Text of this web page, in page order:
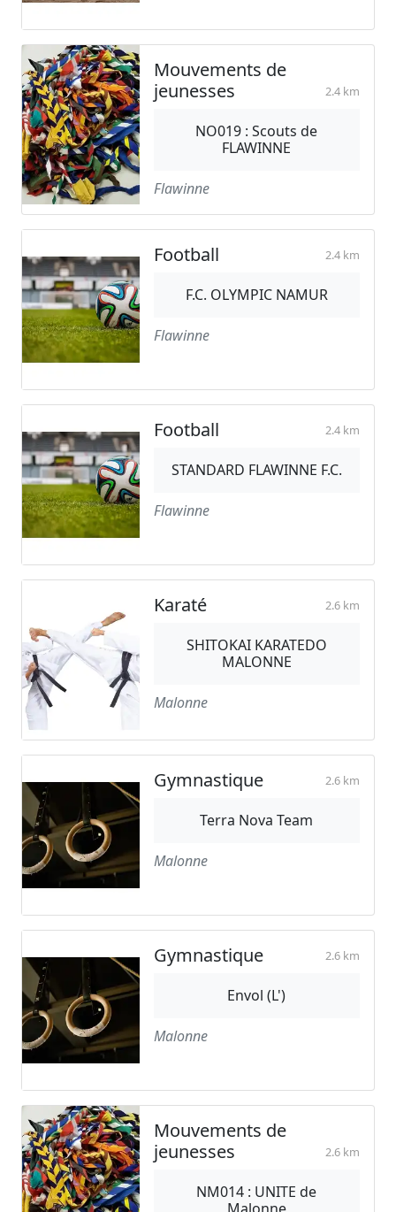
Mouvements de
jeunesses
2.4 km
NO019 : Scouts de
FLAWINNE
Flawinne
Football 2.4 km
F.C. OLYMPIC NAMUR
Flawinne
Football 2.4 km
STANDARD FLAWINNE F.C.
Flawinne
Karaté 2.6 km
SHITOKAI KARATEDO
MALONNE
Malonne
Gymnastique 2.6 km
Terra Nova Team
Malonne
Gymnastique 2.6 km
Envol (L')
Malonne
Mouvements de
jeunesses
2.6 km
NM014 : UNITE de